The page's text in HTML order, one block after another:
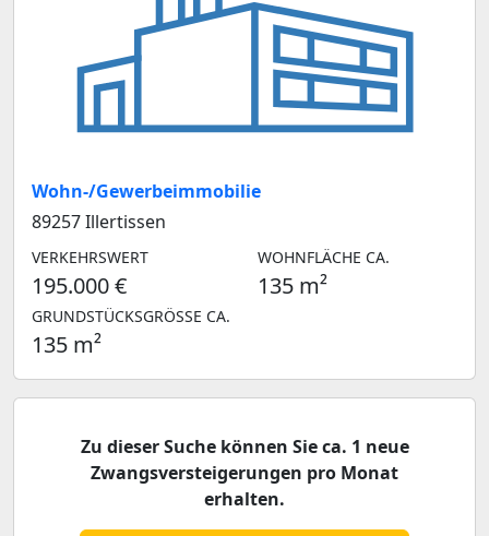
Wohn-/Gewerbeimmobilie
89257 Illertissen
VERKEHRSWERT
195.000 €
WOHNFLÄCHE CA.
135 m²
GRUNDSTÜCKSGRÖSSE CA.
135 m²
Zu dieser Suche können Sie ca. 1 neue
Zwangsversteigerungen pro Monat
erhalten.